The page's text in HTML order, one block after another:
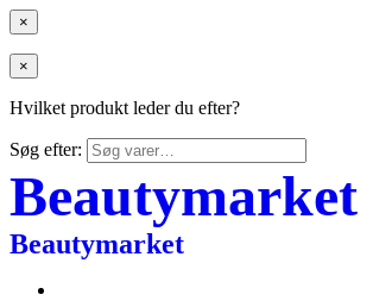
×
×
Hvilket produkt leder du efter?
Søg efter:
Beautymarket
Beautymarket